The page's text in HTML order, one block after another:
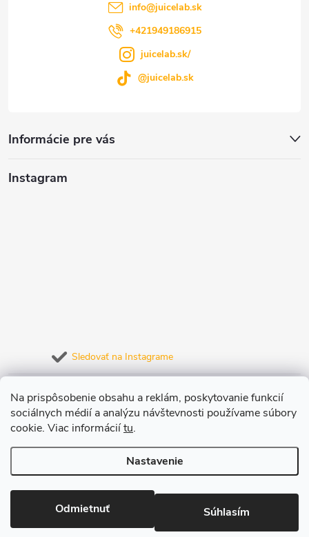
Na prispôsobenie obsahu a reklám, poskytovanie funkcií
sociálnych médií a analýzu návštevnosti používame súbory
cookie. Viac informáciítu.
Nastavenie
Odmietnuť Súhlasím
Informácie pre vás
info@juicelab.sk
+421949186915
juicelab.sk/
@juicelab.sk
Instagram
Sledovať na Instagrame
Prijímame online platby
Copyright 2026JuiceLab.sk. Všetky práva vyhradené.Upraviť nastavenie
cookies